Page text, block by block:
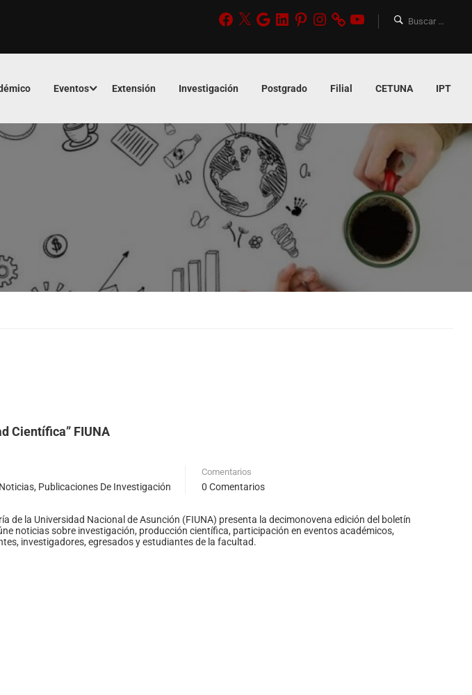
Eventos Extensión Investigación Postgrado Filial CETUNA IPT
Científica” FIUNA
Noticias, Publicaciones De Investigación
Comentarios
0 Comentarios
de la Universidad Nacional de Asunción (FIUNA) presenta la decimonovena edición del boletín
noticias sobre investigación, producción científica, participación en eventos académicos,
investigadores, egresados y estudiantes de la facultad.